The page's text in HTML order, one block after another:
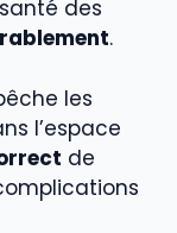
des
.
les
l’espace
de